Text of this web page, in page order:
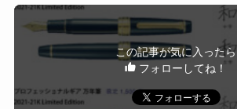
この記事が気に入ったら
フォローしてね！